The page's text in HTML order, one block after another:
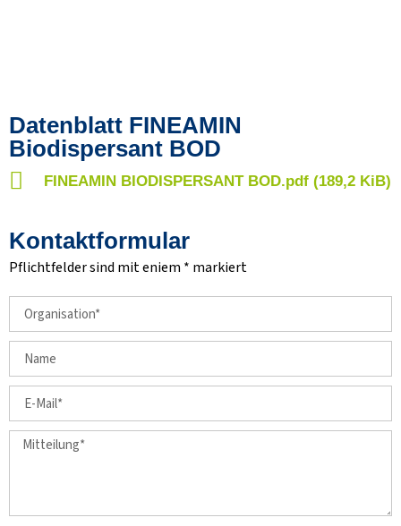
Datenblatt FINEAMIN
Biodispersant BOD
FINEAMIN BIODISPERSANT BOD.pdf (189,2 KiB)
Kontaktformular
Pflichtfelder sind mit eniem * markiert